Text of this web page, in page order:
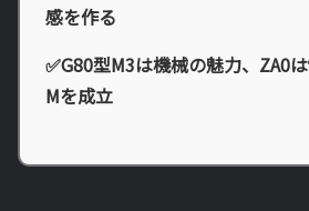
感を作る
✅G80型M3は機械の魅力、ZA0
Mを成立